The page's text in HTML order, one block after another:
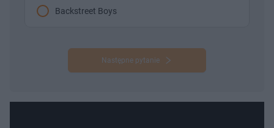
Backstreet Boys
Następne pytanie